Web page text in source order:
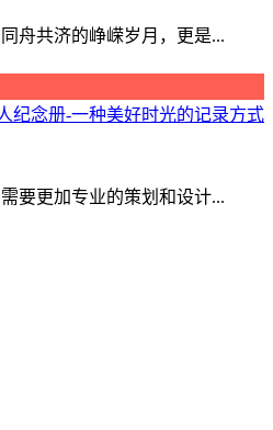
舟共济的峥嵘岁月，更是...
要更加专业的策划和设计...